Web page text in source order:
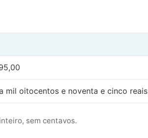
mil oitocentos e noventa e cinco reais
sem centavos.